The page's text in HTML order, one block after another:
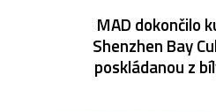
MAD dokončilo
Shenzhen Bay
poskládanou z